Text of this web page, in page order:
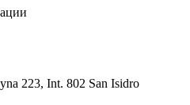
223, Int. 802 San Isidro